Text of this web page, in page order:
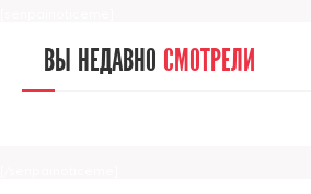
ВЫ НЕДАВНО СМОТРЕЛИ